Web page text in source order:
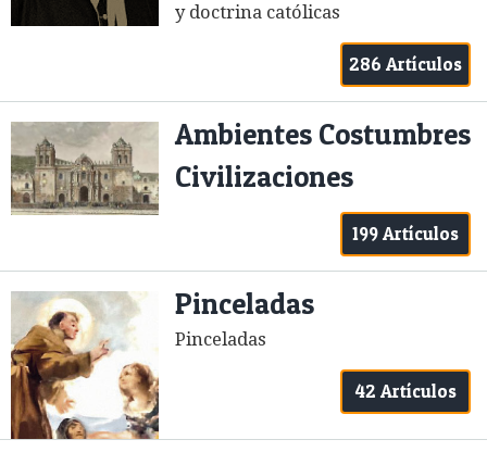
y doctrina católicas
286 Artículos
Ambientes Costumbres
Civilizaciones
199 Artículos
Pinceladas
Pinceladas
42 Artículos